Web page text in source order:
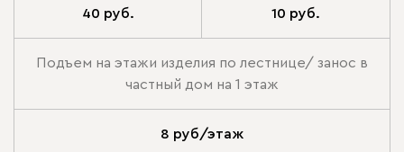
40 руб. 10 руб.
Подъем на этажи изделия по лестнице/ занос в
частный дом на 1 этаж
8 руб/этаж